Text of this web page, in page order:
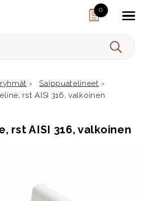
0
HAE
› Saippuatelineet ›
rst AISI 316, valkoinen
rst AISI 316, valkoinen